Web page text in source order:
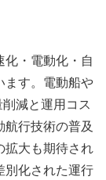
・電動化・自
ます。電動船や
減と運用コス
航行技術の普及
拡大も期待され
別化された運行